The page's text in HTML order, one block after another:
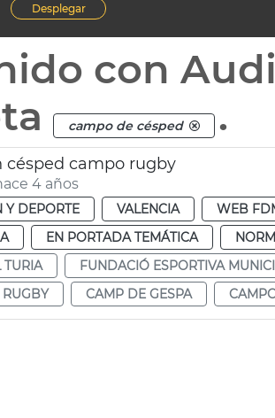
Desplegar
con
campo de césped .
césped campo rugby
4 años
Y DEPORTE VALENCIA WEB
EN PORTADA TEMÁTICA
TURIA
FUNDACIÓ ESPORTIVA
RUGBY CAMP DE GESPA